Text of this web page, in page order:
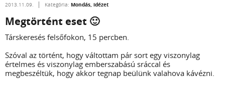
2013.11.09. Kategória: Mondás, idézet
Megtörtént eset 🙂
Társkeresés felsőfokon, 15 percben.
Szóval az történt, hogy váltottam pár sort egy viszonylag
értelmes és viszonylag emberszabású sráccal és
megbeszéltük, hogy akkor tegnap beülünk valahova kávézni.